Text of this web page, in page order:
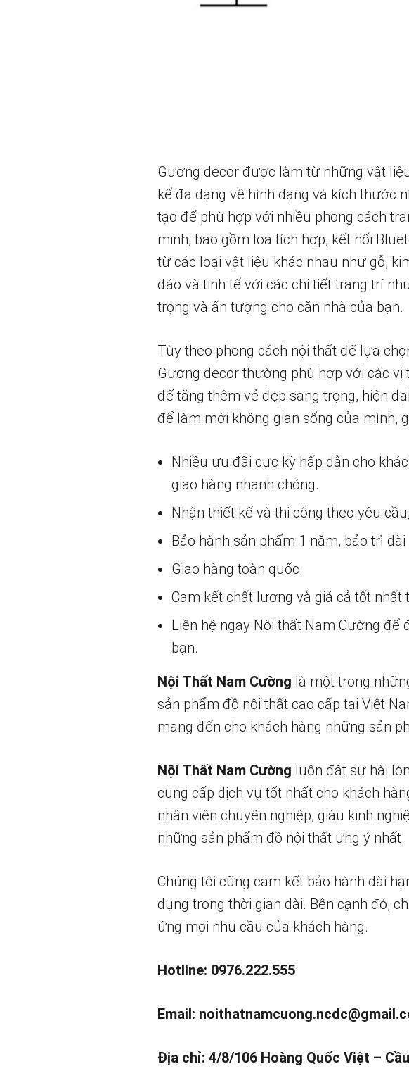
Gương decor được làm từ những vật
kế đa dạng về hình dạng và kích thước
tạo để phù hợp với nhiều phong cách
minh, bao gồm loa tích hợp, kết nối
từ các loại vật liệu khác nhau như gỗ,
đáo và tinh tế với các chi tiết trang trí
trọng và ấn tượng cho căn nhà của bạn.
Tùy theo phong cách nội thất để lựa
Gương decor thường phù hợp với các
để tăng thêm vẻ đẹp sang trọng, hiện
để làm mới không gian sống của mình,
Nhiều ưu đãi cực kỳ hấp dẫn cho
giao hàng nhanh chóng.
Nhận thiết kế và thi công theo yêu
Bảo hành sản phẩm 1 năm, bảo trì
Giao hàng toàn quốc.
Cam kết chất lượng và giá cả tốt nhất
Liên hệ ngay Nội thất Nam Cường
bạn.
Nội Thất Nam Cường là một trong
sản phẩm đồ nội thất cao cấp tại Việt
mang đến cho khách hàng những sản
Nội Thất Nam Cường luôn đặt sự hài
cung cấp dịch vụ tốt nhất cho khách
nhân viên chuyên nghiệp, giàu kinh
những sản phẩm đồ nội thất ưng ý nhất.
Chúng tôi cũng cam kết bảo hành dài
dụng trong thời gian dài. Bên cạnh đó,
ứng mọi nhu cầu của khách hàng.
Hotline: 0976.222.555
Email:
Địa chỉ: 4/8/106 Hoàng Quốc Việt –